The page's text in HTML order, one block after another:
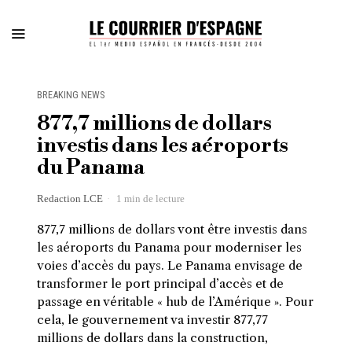
BREAKING NEWS
877,7 millions de dollars
investis dans les aéroports
du Panama
Redaction LCE 1 min de lecture
877,7 millions de dollars vont être investis dans
les aéroports du Panama pour moderniser les
voies d’accès du pays. Le Panama envisage de
transformer le port principal d’accès et de
passage en véritable « hub de l’Amérique ». Pour
cela, le gouvernement va investir 877,77
millions de dollars dans la construction,